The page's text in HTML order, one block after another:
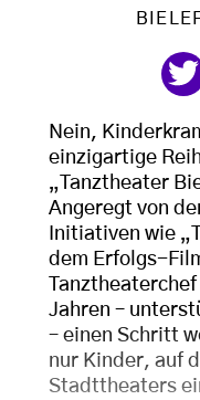
Nein,
einzigartige
„Tanztheater
Angeregt von
Initiativen wie
dem Erfolgs-
Jahren –
– einen Schritt
nur Kinder, auf
Stadttheaters